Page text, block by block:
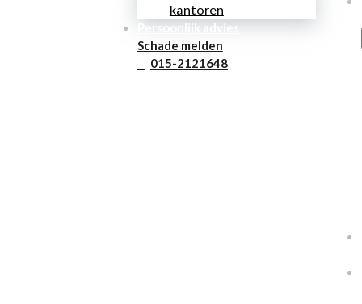
kantoren
Persoonlijk advies
Schade melden
015-2121648